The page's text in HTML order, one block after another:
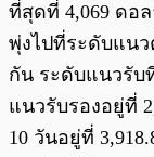
ที่สุดที่ 4,069 ดอ
พุ่งไปที่ระดับแนว
กัน ระดับแนวรับ
แนวรับรองอยู่ที่
10 วันอยู่ที่